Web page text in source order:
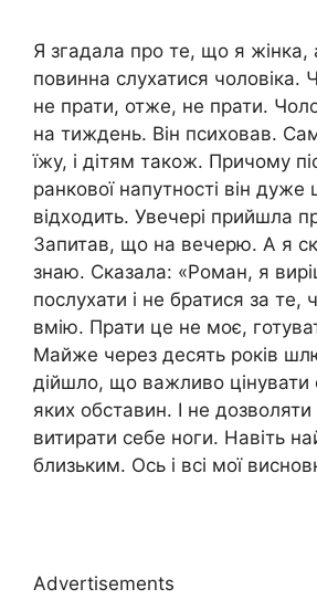
Я згадала про те, що я жінка,
повинна слухатися чоловіка.
не прати, отже, не прати.
на тиждень. Він психовав.
їжу, і дітям також. Причому
ранкової напутності він
відходить. Увечері прийшла
Запитав, що на вечерю. А я
знаю. Сказала: «Роман, я
послухати і не братися за те,
вмію. Прати це не моє,
Майже через десять років
дійшло, що важливо цінувати
яких обставин. І не дозволяти
витирати себе ноги. Навіть
близьким. Ось і всі мої
Advertisements